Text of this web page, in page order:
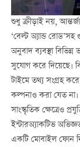
শুধু ক্রীড়াই নয়,
‘বেল্ট অ্যান্ড
অনুবাদ ব্যবস্থা
সুযোগ করে দিয়েছে।
টাইমে তথ্য সংগ্রহ
কল্পনাও করা যেত না।
সাংস্কৃতিক ক্ষেত্রেও
ইন্টারঅ্যাকটিভ
একটি মোবাইল ফোন